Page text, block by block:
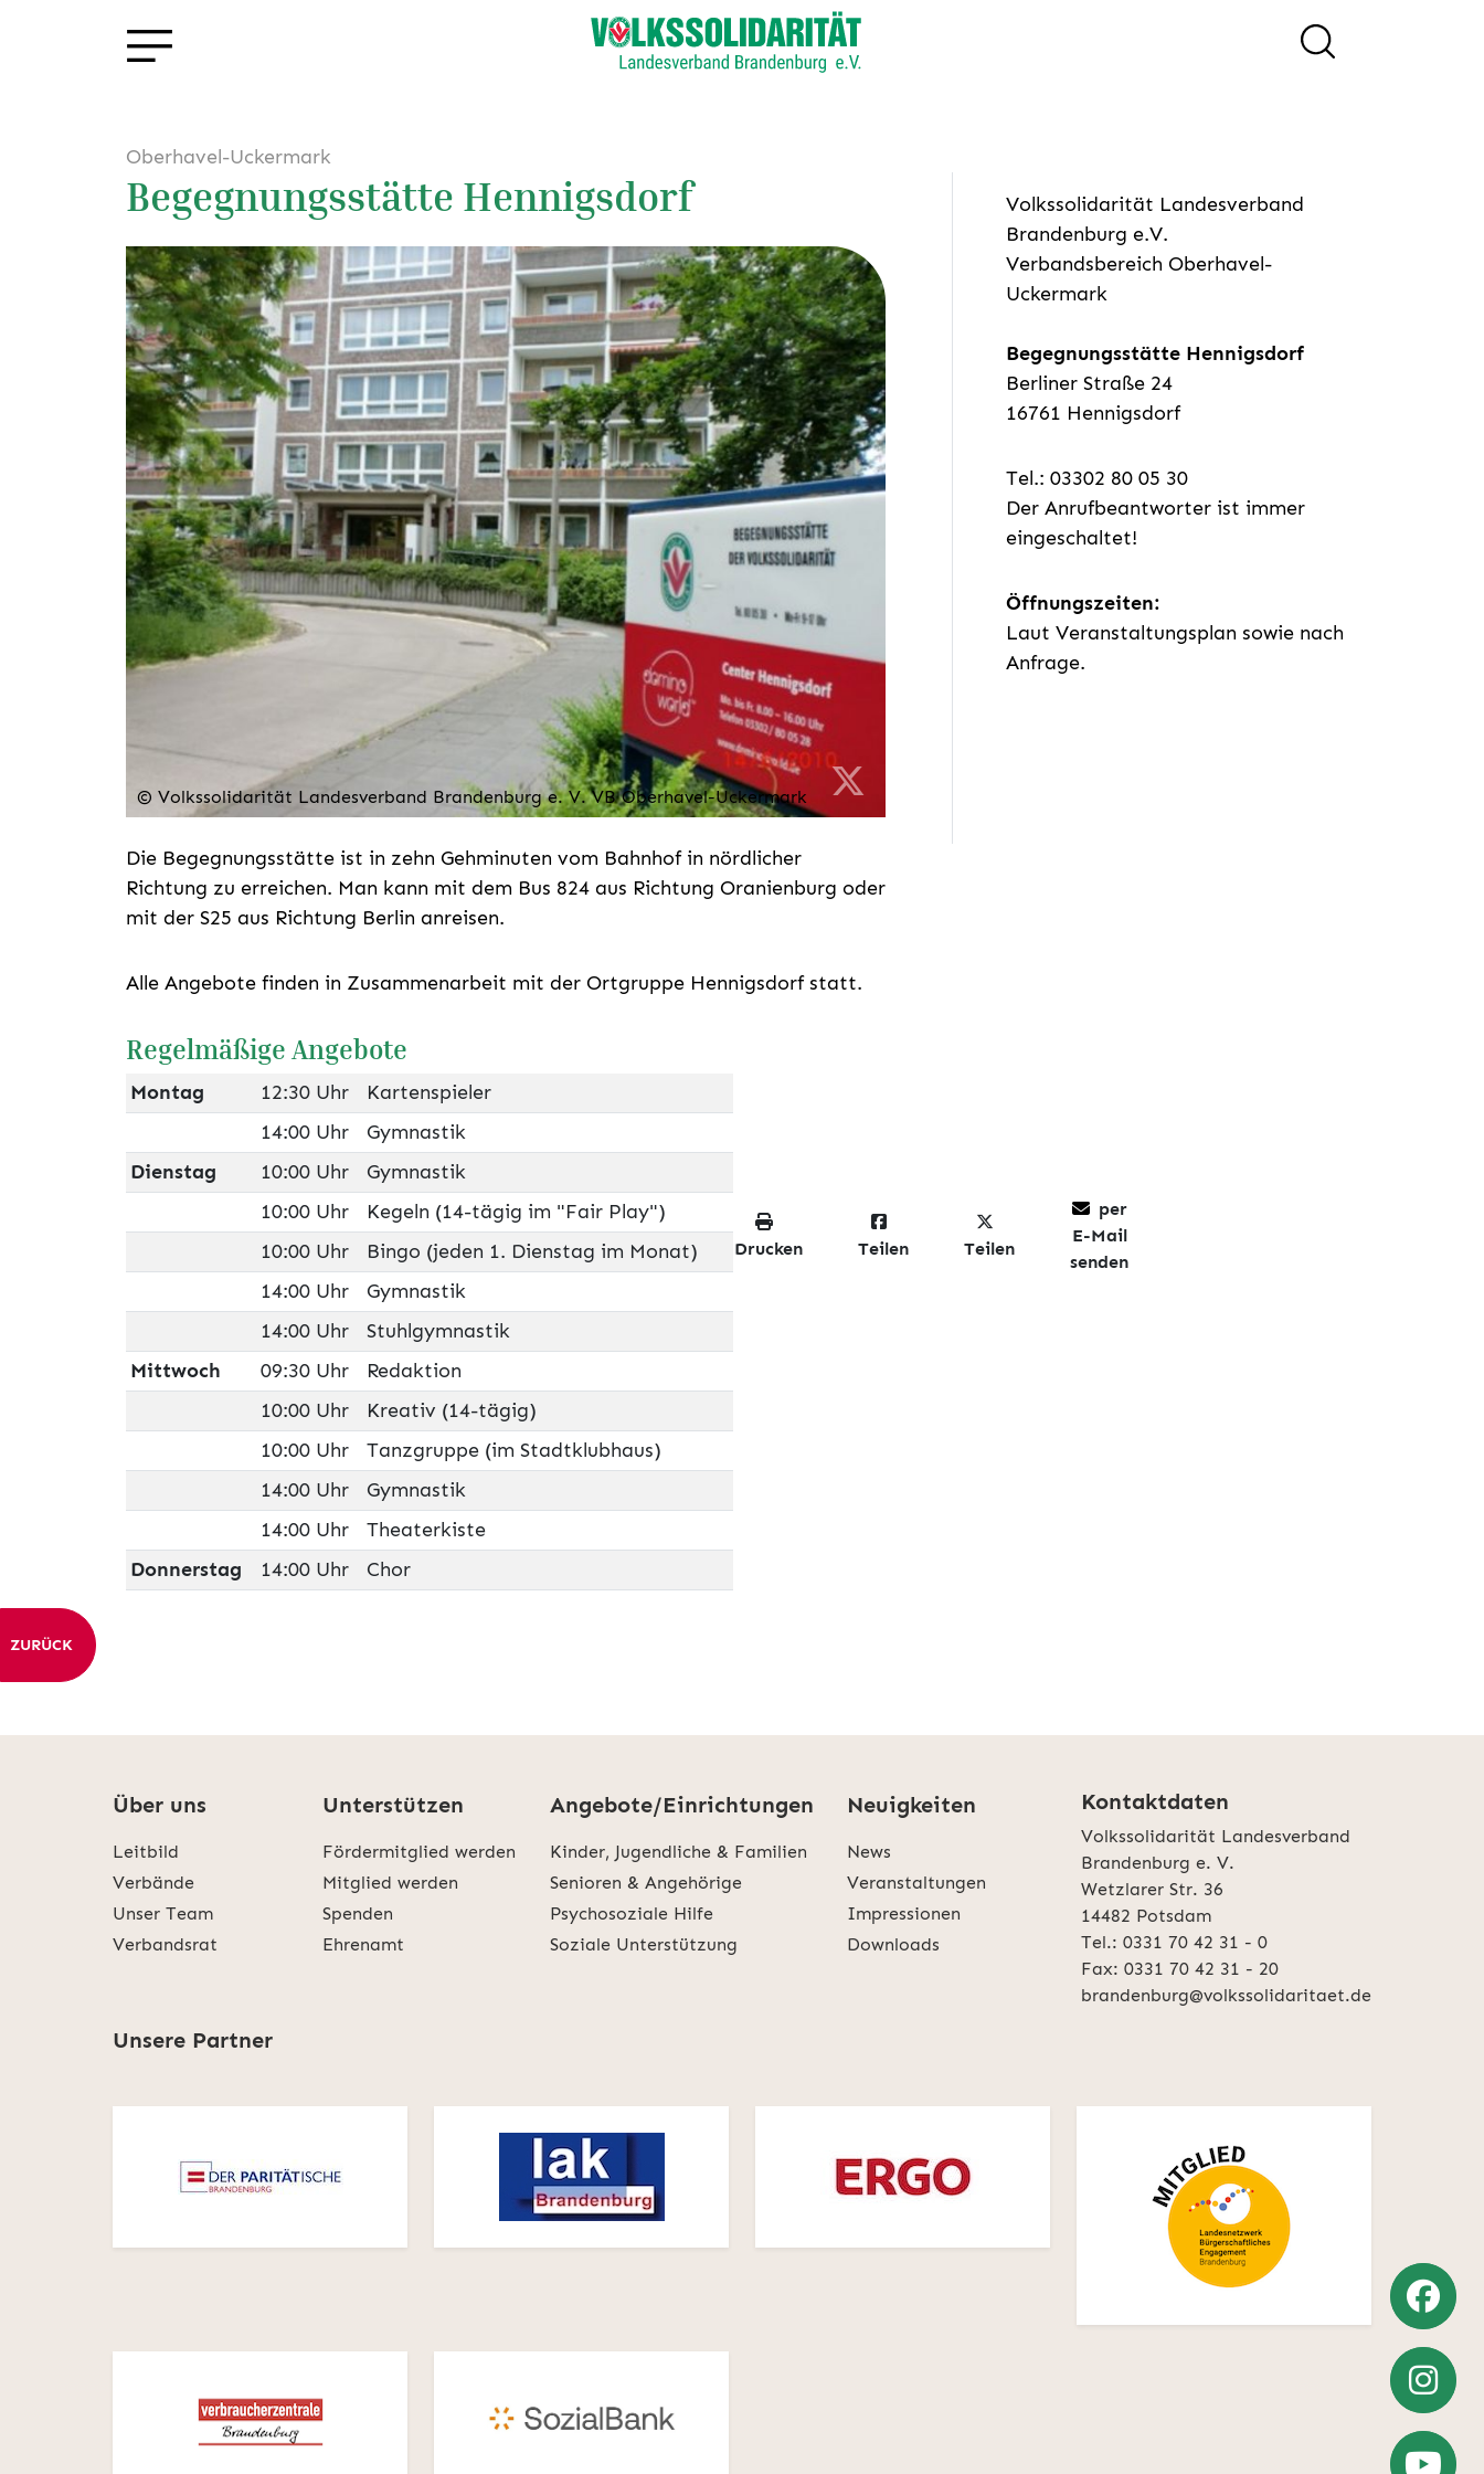
Oberhavel-Uckermark
Begegnungsstätte Hennigsdorf
© Volkssolidarität Landesverband Brandenburg e. V. VB Oberhavel-Uckermark
Die Begegnungsstätte ist in zehn Gehminuten vom Bahnhof in nördlicher
Richtung zu erreichen. Man kann mit dem Bus 824 aus Richtung Oranienburg oder
mit der S25 aus Richtung Berlin anreisen.
Alle Angebote finden in Zusammenarbeit mit der Ortgruppe Hennigsdorf statt.
Regelmäßige Angebote
Montag 12:30 Uhr
Kartenspieler
14:00 Uhr
Gymnastik
Dienstag
10:00 Uhr
Gymnastik
10:00 Uhr
Kegeln (14-tägig im "Fair Play")
10:00 Uhr
Bingo (jeden 1. Dienstag im Monat)
14:00 Uhr
Gymnastik
14:00 Uhr
Stuhlgymnastik
Mittwoch
09:30 Uhr
Redaktion
10:00 Uhr
Kreativ (14-tägig)
10:00 Uhr
Tanzgruppe (im Stadtklubhaus)
14:00 Uhr
Gymnastik
14:00 Uhr
Theaterkiste
Donnerstag
14:00 Uhr Chor
Drucken Teilen Teilen
per
E-Mail
senden
Volkssolidarität Landesverband
Brandenburg e.V.
Verbandsbereich Oberhavel-
Uckermark
Begegnungsstätte Hennigsdorf
Berliner Straße 24
16761 Hennigsdorf
Tel.: 03302 80 05 30
Der Anrufbeantworter ist immer
eingeschaltet!
Öffnungszeiten:
Laut Veranstaltungsplan sowie nach
Anfrage.
ZURÜCK
Über uns
Leitbild
Verbände
Unser Team
Verbandsrat
Unterstützen
Fördermitglied werden
Mitglied werden
Spenden
Ehrenamt
Angebote/Einrichtungen
Kinder, Jugendliche & Familien
Senioren & Angehörige
Psychosoziale Hilfe
Soziale Unterstützung
Neuigkeiten
News
Veranstaltungen
Impressionen
Downloads
Kontaktdaten
Volkssolidarität Landesverband
Brandenburg e. V.
Wetzlarer Str. 36
14482 Potsdam
Tel.: 0331 70 42 31 - 0
Fax: 0331 70 42 31 - 20
brandenburg@volkssolidaritaet.de
Unsere Partner
Weiter
zu
Weiter